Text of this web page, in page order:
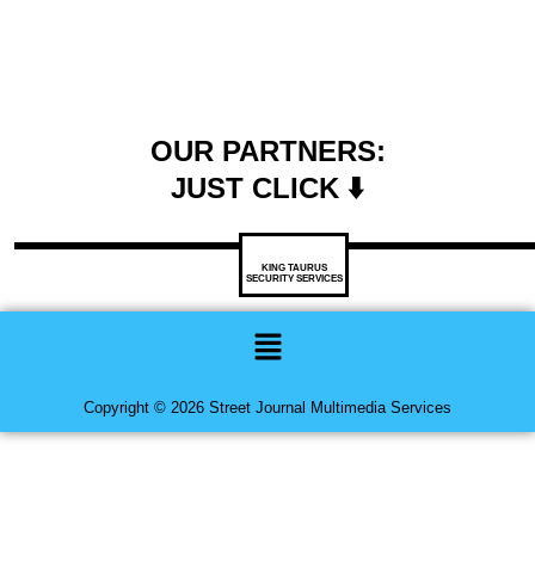
OUR PARTNERS:
JUST CLICK ⬇️
KING TAURUS
SECURITY SERVICES
Menu
Copyright © 2026 Street Journal Multimedia Services